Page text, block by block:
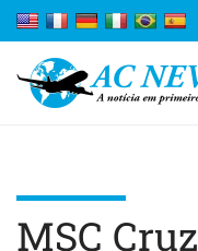
MSC